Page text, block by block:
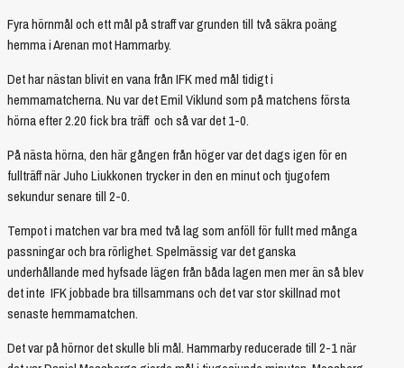
Fyra hörnmål och ett mål på straff var grunden till två säkra poäng
hemma i Arenan mot Hammarby.
Det har nästan blivit en vana från IFK med mål tidigt i
hemmamatcherna. Nu var det Emil Viklund som på matchens första
hörna efter 2.20 fick bra träff och så var det 1-0.
På nästa hörna, den här gången från höger var det dags igen för en
fullträff när Juho Liukkonen trycker in den en minut och tjugofem
sekundur senare till 2-0.
Tempot i matchen var bra med två lag som anföll för fullt med många
passningar och bra rörlighet. Spelmässig var det ganska
underhållande med hyfsade lägen från båda lagen men mer än så blev
det inte IFK jobbade bra tillsammans och det var stor skillnad mot
senaste hemmamatchen.
Det var på hörnor det skulle bli mål. Hammarby reducerade till 2-1 när